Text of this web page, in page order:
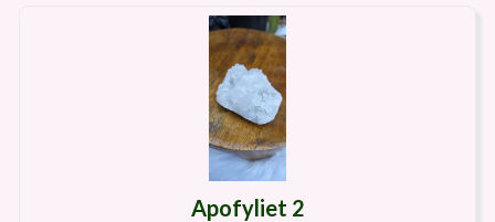
Apofyliet 2